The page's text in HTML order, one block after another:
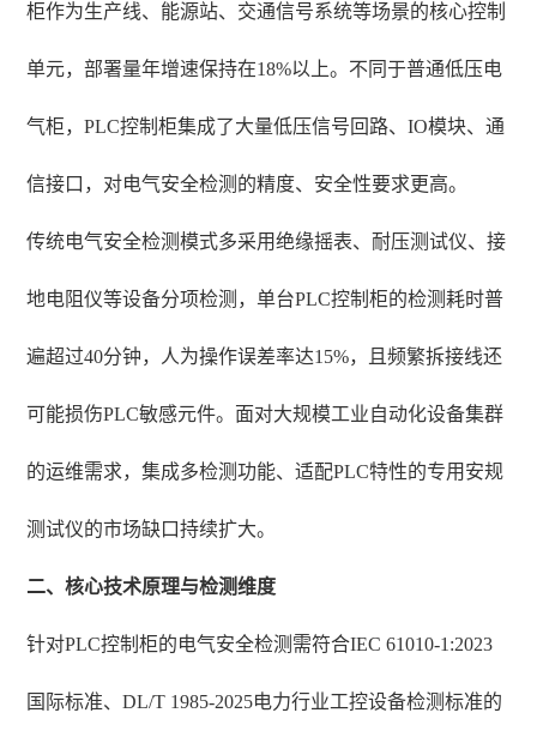
柜作为生产线、能源站、交通信号系统等场景的核心控制
单元，部署量年增速保持在18%以上。不同于普通低压电
气柜，PLC控制柜集成了大量低压信号回路、IO模块、通
信接口，对电气安全检测的精度、安全性要求更高。
传统电气安全检测模式多采用绝缘摇表、耐压测试仪、接
地电阻仪等设备分项检测，单台PLC控制柜的检测耗时普
遍超过40分钟，人为操作误差率达15%，且频繁拆接线还
可能损伤PLC敏感元件。面对大规模工业自动化设备集群
的运维需求，集成多检测功能、适配PLC特性的专用安规
测试仪的市场缺口持续扩大。
二、核心技术原理与检测维度
针对PLC控制柜的电气安全检测需符合IEC 61010-1:2023
国际标准、DL/T 1985-2025电力行业工控设备检测标准的